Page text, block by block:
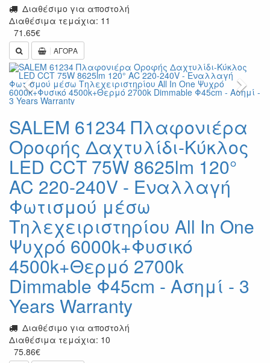
Διαθέσιμο για αποστολή
Διαθέσιμα τεμάχια: 11
71.65€
ΑΓΟΡΑ
Previous Next
SALEM 61234 Πλαφονιέρα
Οροφής Δαχτυλίδι-Κύκλος
LED CCT 75W 8625lm 120°
AC 220-240V - Εναλλαγή
Φωτισμού μέσω
Τηλεχειριστηρίου All In One
Ψυχρό 6000k+Φυσικό
4500k+Θερμό 2700k
Dimmable Φ45cm - Ασημί - 3
Years Warranty
Διαθέσιμο για αποστολή
Διαθέσιμα τεμάχια: 10
75.86€